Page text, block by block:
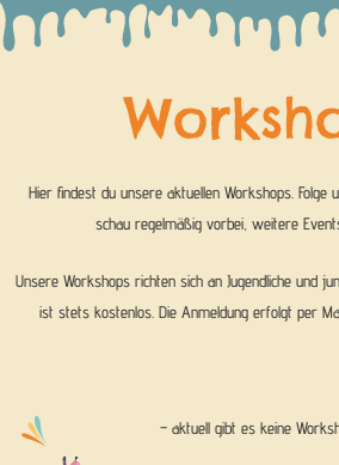
Hier findest du unsere aktuellen Workshops.
schau regelmäßig vorbei, weitere
Unsere Workshops richten sich an Jugendliche und
ist stets kostenlos. Die Anmeldung erfolgt per
– aktuell gibt es keine